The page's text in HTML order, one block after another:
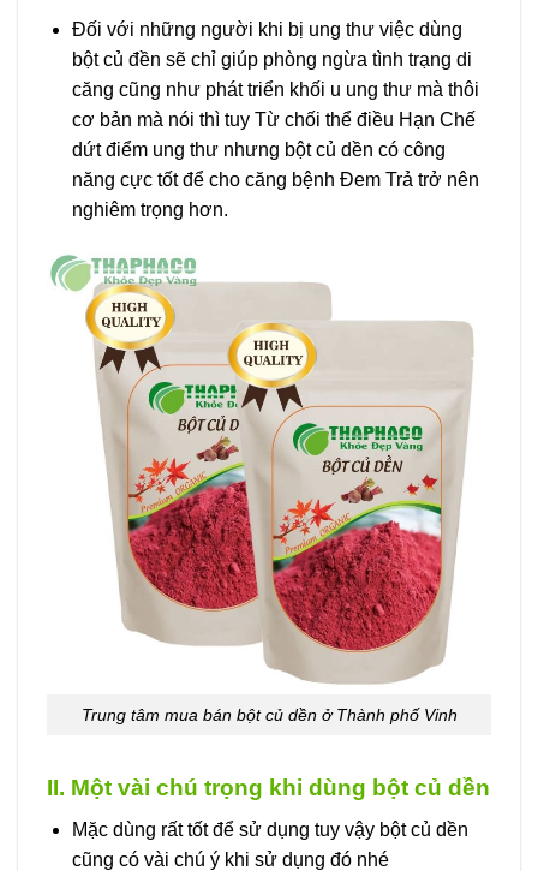
Đối với những người khi bị ung thư việc dùng
bột củ đền sẽ chỉ giúp phòng ngừa tình trạng di
căng cũng như phát triển khối u ung thư mà thôi
cơ bản mà nói thì tuy Từ chối thể điều Hạn Chế
dứt điểm ung thư nhưng bột củ dền có công
năng cực tốt để cho căng bệnh Đem Trả trở nên
nghiêm trọng hơn.
Trung tâm mua bán bột củ dền ở Thành phố Vinh
II. Một vài chú trọng khi dùng bột củ dền
Mặc dùng rất tốt để sử dụng tuy vậy bột củ dền
cũng có vài chú ý khi sử dụng đó nhé